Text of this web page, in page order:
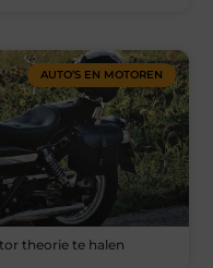
AUTO’S EN MOTOREN
theorie te halen